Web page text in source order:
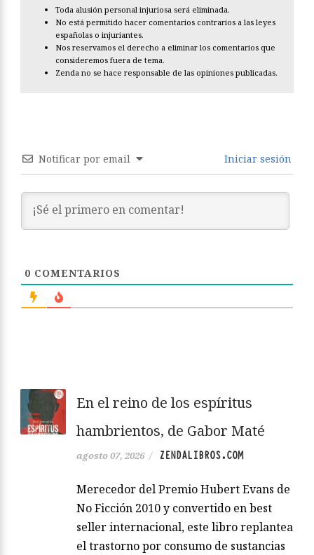
Toda alusión personal injuriosa será eliminada.
No está permitido hacer comentarios contrarios a las leyes
españolas o injuriantes.
Nos reservamos el derecho a eliminar los comentarios que
consideremos fuera de tema.
Zenda no se hace responsable de las opiniones publicadas.
Notificar por email Iniciar sesión
0 COMENTARIOS
En el reino de los espíritus
hambrientos, de Gabor Maté
agosto 07, 2026 / ZENDALIBROS.COM
Merecedor del Premio Hubert Evans de
No Ficción 2010 y convertido en best
seller internacional, este libro replantea
el trastorno por consumo de sustancias